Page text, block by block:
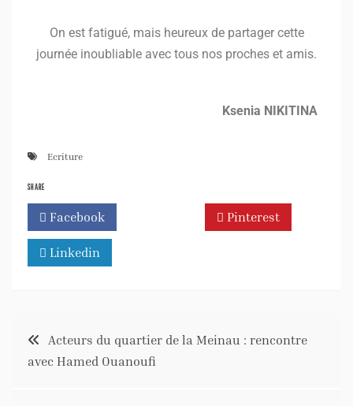
On est fatigué, mais heureux de partager cette
journée inoubliable avec tous nos proches et amis.
Ksenia NIKITINA
Ecriture
SHARE
Facebook Pinterest
Linkedin
Acteurs du quartier de la Meinau : rencontre
avec Hamed Ouanoufi